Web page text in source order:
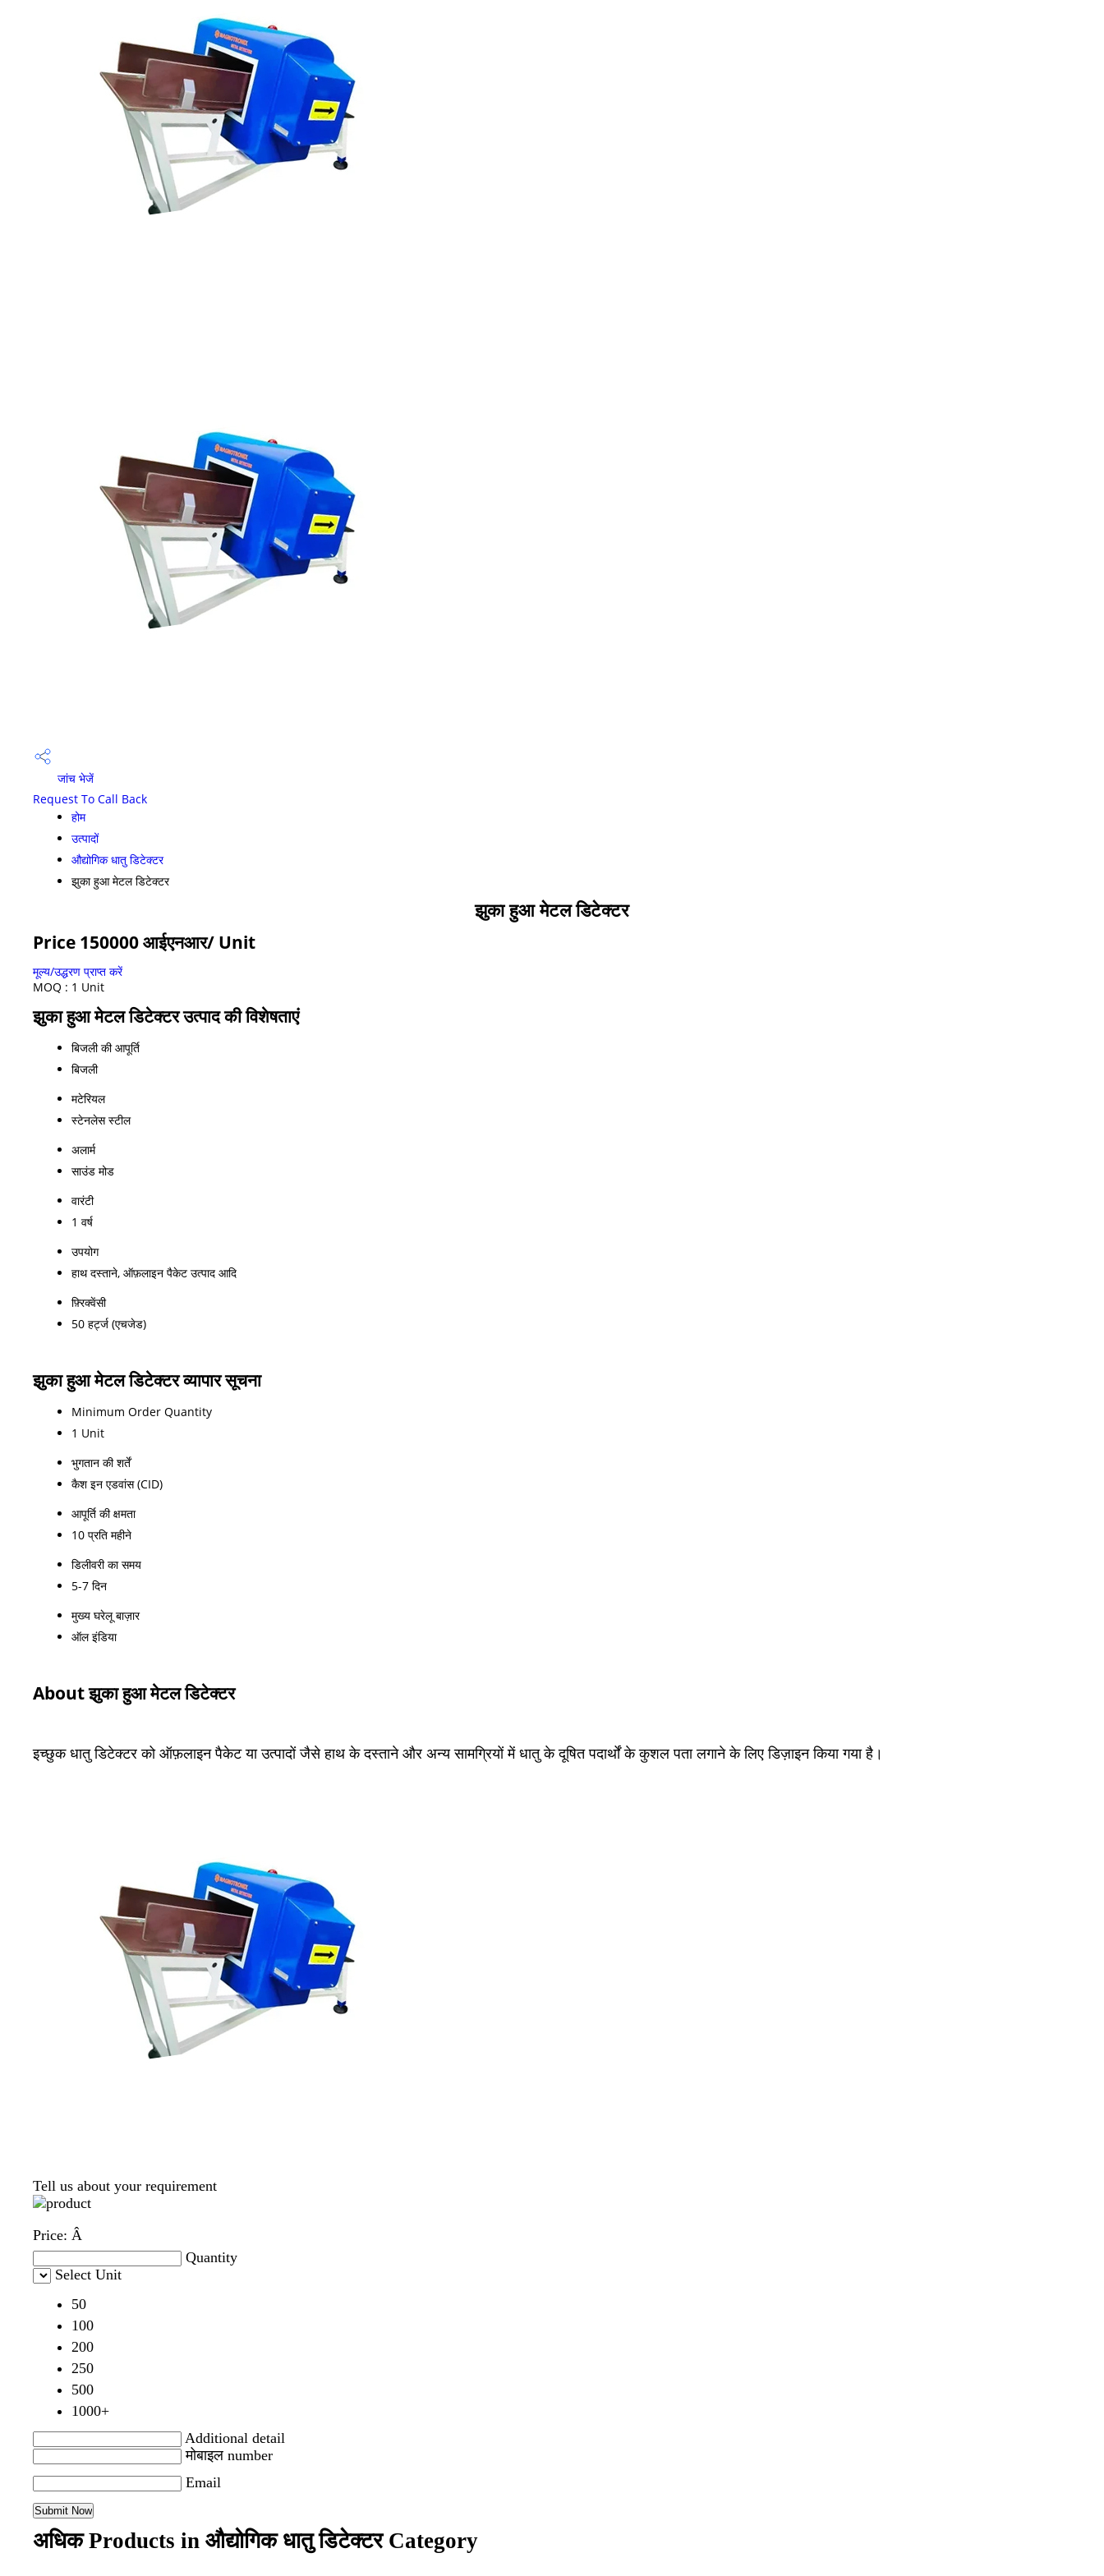
जांच भेजें
Request To Call Back
होम
उत्पादों
औद्योगिक धातु डिटेक्टर
झुका हुआ मेटल डिटेक्टर
झुका हुआ मेटल डिटेक्टर
Price 150000 आईएनआर/ Unit
मूल्य/उद्धरण प्राप्त करें
MOQ : 1 Unit
झुका हुआ मेटल डिटेक्टर उत्पाद की विशेषताएं
बिजली की आपूर्ति
बिजली
मटेरियल
स्टेनलेस स्टील
अलार्म
साउंड मोड
वारंटी
1 वर्ष
उपयोग
हाथ दस्ताने, ऑफ़लाइन पैकेट उत्पाद आदि
फ़्रिक्वेंसी
50 हर्ट्ज (एचजेड)
झुका हुआ मेटल डिटेक्टर व्यापार सूचना
Minimum Order Quantity
1 Unit
भुगतान की शर्तें
कैश इन एडवांस (CID)
आपूर्ति की क्षमता
10 प्रति महीने
डिलीवरी का समय
5-7 दिन
मुख्य घरेलू बाज़ार
ऑल इंडिया
About झुका हुआ मेटल डिटेक्टर
इच्छुक धातु डिटेक्टर को ऑफ़लाइन पैकेट या उत्पादों जैसे हाथ के दस्ताने और अन्य सामग्रियों में धातु के दूषित पदार्थों के कुशल पता लगाने के लिए डिज़ाइन किया गया है।
Tell us about your requirement
Price: Â
Quantity
Select Unit
50
100
200
250
500
1000+
Additional detail
मोबाइल number
Email
अधिक Products in औद्योगिक धातु डिटेक्टर Category